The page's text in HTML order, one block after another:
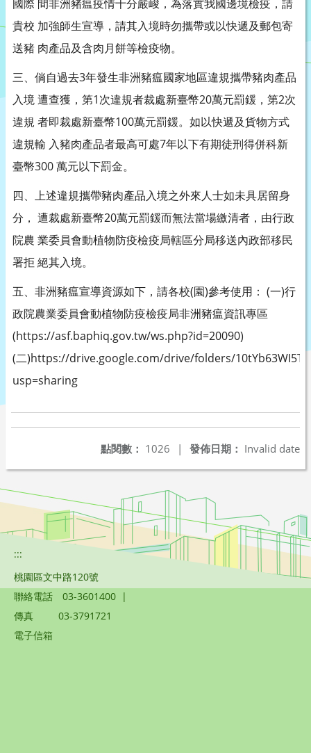
國際 間非洲豬瘟疫情十分嚴峻，為落實我國邊境檢疫，請
貴校 加強師生宣導，請其入境時勿攜帶或以快遞及郵包寄
送豬 肉產品及含肉月餅等檢疫物。
三、倘自過去3年發生非洲豬瘟國家地區違規攜帶豬肉產品
入境 遭查獲，第1次違規者裁處新臺幣20萬元罰鍰，第2次
違規 者即裁處新臺幣100萬元罰鍰。如以快遞及貨物方式
違規輸 入豬肉產品者最高可處7年以下有期徒刑得併科新
臺幣300 萬元以下罰金。
四、上述違規攜帶豬肉產品入境之外來人士如未具居留身
分， 遭裁處新臺幣20萬元罰鍰而無法當場繳清者，由行政
院農 業委員會動植物防疫檢疫局轄區分局移送內政部移民
署拒 絕其入境。
五、非洲豬瘟宣導資源如下，請各校(園)參考使用： (一)行
政院農業委員會動植物防疫檢疫局非洲豬瘟資訊專區
(https://asf.baphiq.gov.tw/ws.php?id=20090)
(二)https://drive.google.com/drive/folders/
usp=sharing
發佈日期： Invalid date
點閱數： 1026 |
:::
桃園區文中路120號
聯絡電話
03-3601400 |
傳真
03-3791721
電子信箱